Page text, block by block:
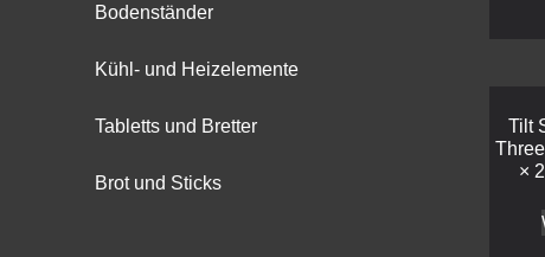
Bodenständer
Kühl- und Heizelemente
Tabletts und Bretter
Brot und Sticks
Tilt
×